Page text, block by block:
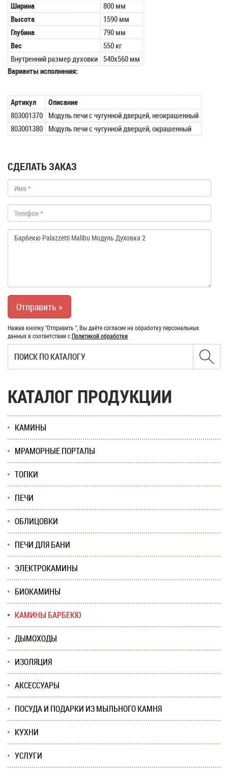
Ширина
800 мм
Высота
1590 мм
Глубина
790 мм
Вес
550 кг
Внутренний размер духовки 540х560 мм
Варианты исполнения:
Артикул
Описание
803001370 Модуль печи с чугунной дверцей, неокрашенный
803001380 Модуль печи с чугунной дверцей, окрашенный
СДЕЛАТЬ ЗАКАЗ
Нажав кнопку "Отправить ", Вы даёте согласие на обработку персональных
данных в соответствии сПолитикой обработки
КАТАЛОГ ПРОДУКЦИИ
КАМИНЫ
МРАМОРНЫЕ ПОРТАЛЫ
ТОПКИ
ПЕЧИ
ОБЛИЦОВКИ
ПЕЧИ ДЛЯ БАНИ
ЭЛЕКТРОКАМИНЫ
БИОКАМИНЫ
КАМИНЫ БАРБЕКЮ
ДЫМОХОДЫ
ИЗОЛЯЦИЯ
АКСЕССУАРЫ
ПОСУДА И ПОДАРКИ ИЗ МЫЛЬНОГО КАМНЯ
КУХНИ
УСЛУГИ